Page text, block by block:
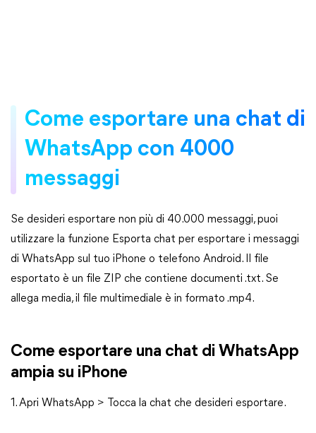
Come esportare una chat di
WhatsApp con 4000
messaggi
Se desideri esportare non più di 40.000 messaggi, puoi
utilizzare la funzione Esporta chat per esportare i messaggi
di WhatsApp sul tuo iPhone o telefono Android. Il file
esportato è un file ZIP che contiene documenti .txt. Se
allega media, il file multimediale è in formato .mp4.
Come esportare una chat di WhatsApp
ampia su iPhone
1. Apri WhatsApp > Tocca la chat che desideri esportare.